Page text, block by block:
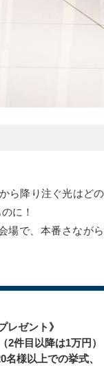
ら降り注ぐ光はどの
に！
場で、本番さながら
レゼント》
2件目以降は1万円）
名様以上での挙式、